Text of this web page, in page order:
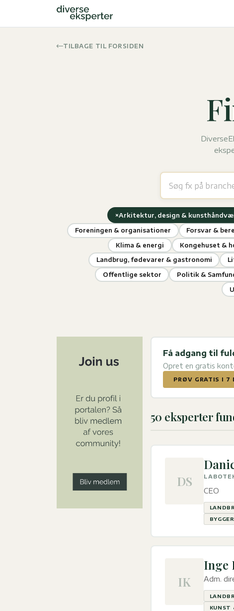
TILBAGE TIL FORSIDEN
×Arkitektur, design &
Foreningen & organisationer Forsvar &
Klima & energi
Kongehuset &
Landbrug, fødevarer & gastronomi
Offentlige sektor
Politik &
Få adgang til
Opret en gratis
PRØV GRATIS I 7
50 eksperter
DS
CEO
IK
Inge
Adm.
KUNST